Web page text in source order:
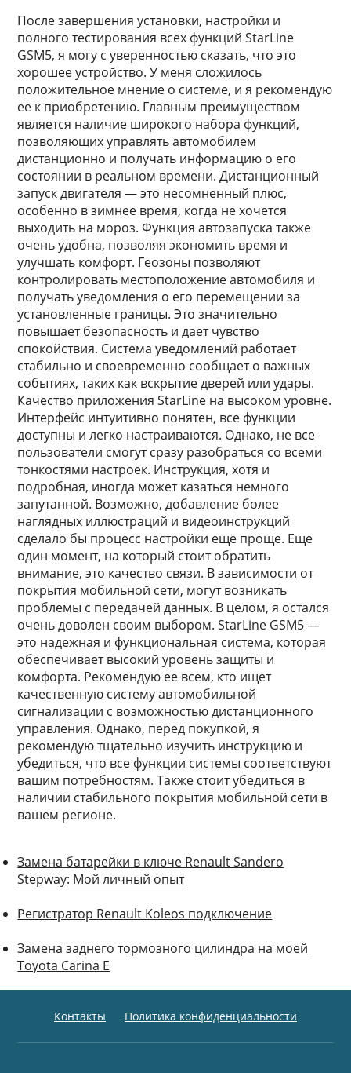
После завершения установки, настройки и
полного тестирования всех функций StarLine
GSM5, я могу с уверенностью сказать, что это
хорошее устройство. У меня сложилось
положительное мнение о системе, и я рекомендую
ее к приобретению. Главным преимуществом
является наличие широкого набора функций,
позволяющих управлять автомобилем
дистанционно и получать информацию о его
состоянии в реальном времени. Дистанционный
запуск двигателя — это несомненный плюс,
особенно в зимнее время, когда не хочется
выходить на мороз. Функция автозапуска также
очень удобна, позволяя экономить время и
улучшать комфорт. Геозоны позволяют
контролировать местоположение автомобиля и
получать уведомления о его перемещении за
установленные границы. Это значительно
повышает безопасность и дает чувство
спокойствия. Система уведомлений работает
стабильно и своевременно сообщает о важных
событиях, таких как вскрытие дверей или удары.
Качество приложения StarLine на высоком уровне.
Интерфейс интуитивно понятен, все функции
доступны и легко настраиваются. Однако, не все
пользователи смогут сразу разобраться со всеми
тонкостями настроек. Инструкция, хотя и
подробная, иногда может казаться немного
запутанной. Возможно, добавление более
наглядных иллюстраций и видеоинструкций
сделало бы процесс настройки еще проще. Еще
один момент, на который стоит обратить
внимание, это качество связи. В зависимости от
покрытия мобильной сети, могут возникать
проблемы с передачей данных. В целом, я остался
очень доволен своим выбором. StarLine GSM5 —
это надежная и функциональная система, которая
обеспечивает высокий уровень защиты и
комфорта. Рекомендую ее всем, кто ищет
качественную систему автомобильной
сигнализации с возможностью дистанционного
управления. Однако, перед покупкой, я
рекомендую тщательно изучить инструкцию и
убедиться, что все функции системы соответствуют
вашим потребностям. Также стоит убедиться в
наличии стабильного покрытия мобильной сети в
вашем регионе.
Замена батарейки в ключе Renault Sandero
Stepway: Мой личный опыт
Регистратор Renault Koleos подключение
Замена заднего тормозного цилиндра на моей
Toyota Carina E
Контакты Политика конфиденциальности